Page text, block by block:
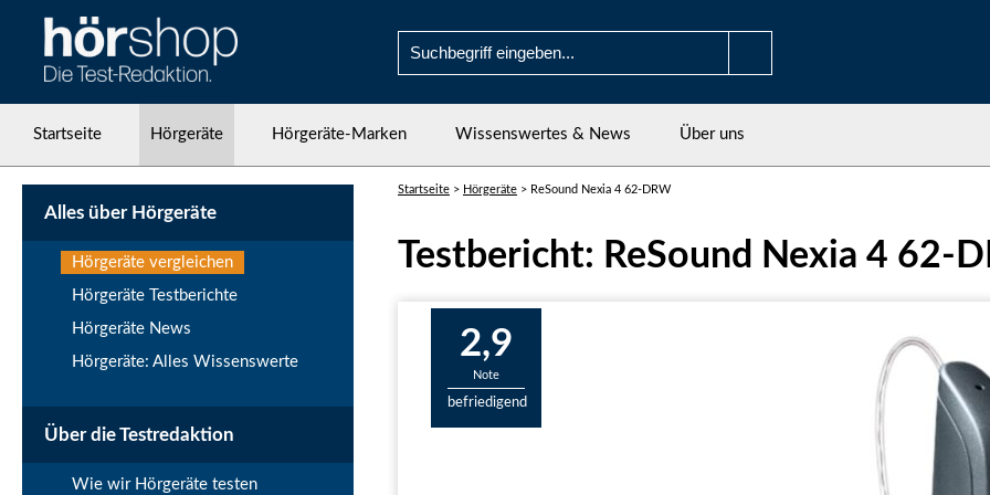
Startseite Hörgeräte Hörgeräte-Marken Wissenswertes & News Über uns
Startseite > Hörgeräte > ReSound Nexia 4 62-DRW
Testbericht: ReSound Nexia 4 62-
2,9
Note
befriedigend
Alles über Hörgeräte
Hörgeräte vergleichen
Hörgeräte Testberichte
Hörgeräte News
Hörgeräte: Alles Wissenswerte
Über die Testredaktion
Wie wir Hörgeräte testen